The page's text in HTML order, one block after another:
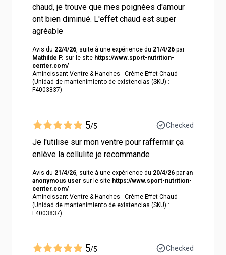
chaud, je trouve que mes poignées d'amour
ont bien diminué. L'effet chaud est super
agréable
Avis du 22/4/26 , suite à une expérience du 21/4/26 par
Mathilde P. sur le site https://www.sport-nutrition-
center.com/
Amincissant Ventre & Hanches - Crème Effet Chaud
(Unidad de mantenimiento de existencias (SKU) :
F4003837)
5/5 Checked
Je l'utilise sur mon ventre pour raffermir ça
enlève la cellulite je recommande
Avis du 21/4/26 , suite à une expérience du 20/4/26 par an
anonymous user sur le site https://www.sport-nutrition-
center.com/
Amincissant Ventre & Hanches - Crème Effet Chaud
(Unidad de mantenimiento de existencias (SKU) :
F4003837)
5/5 Checked